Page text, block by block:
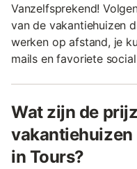
Vanzelfsprekend!
van de vakantiehuizen
werken op afstand, je
mails en favoriete
Wat zijn de
vakantiehuizen
in Tours?